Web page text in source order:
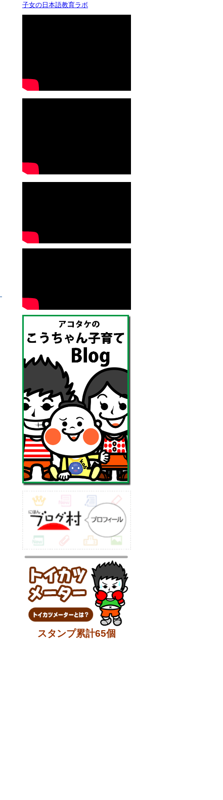
子女の日本語教育ラボ
スタンプ累計65個